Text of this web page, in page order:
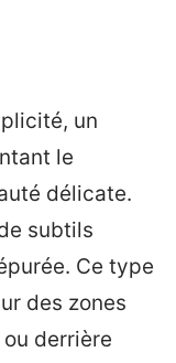
un
le
délicate.
subtils
Ce type
des zones
derrière